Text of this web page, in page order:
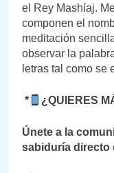
el Rey Mashíaj.
componen el
meditación
observar la
letras tal como se
* ¿QUIERES
Únete a la
sabiduría directo